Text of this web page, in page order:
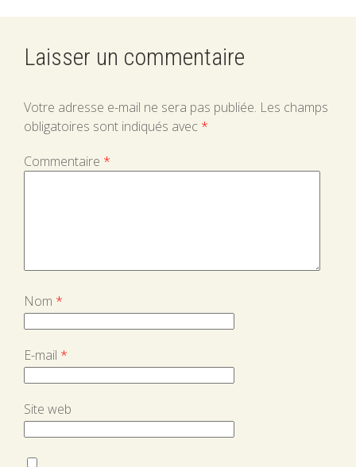
Laisser un commentaire
Votre adresse e-mail ne sera pas publiée. Les champs
obligatoires sont indiqués avec *
Commentaire *
Nom *
E-mail *
Site web